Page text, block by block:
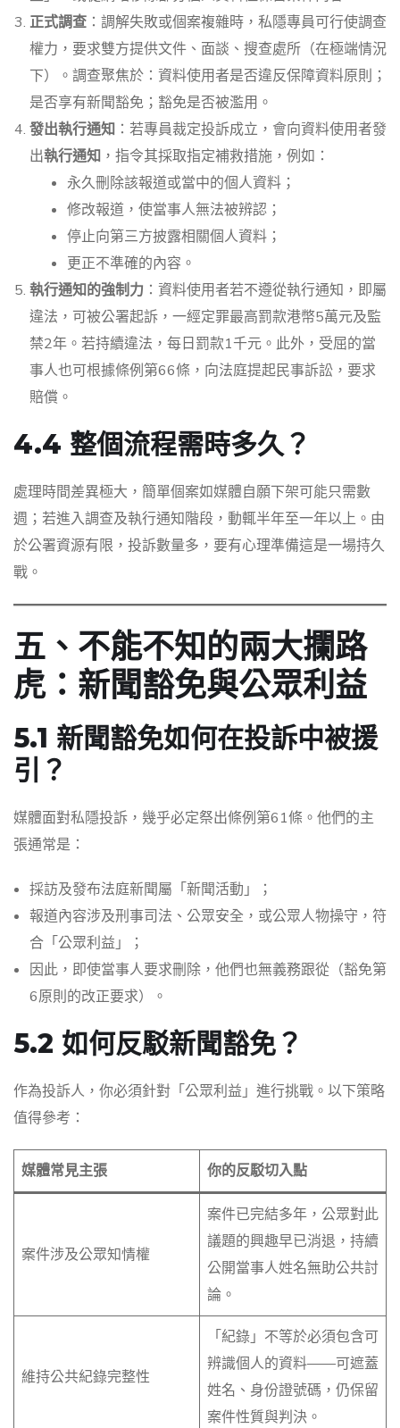
正式調查 ：調解失敗或個案複雜時，私隱專員可行使調查
權力，要求雙方提供文件、面談、搜查處所（在極端情況
下）。調查聚焦於：資料使用者是否違反保障資料原則；
是否享有新聞豁免；豁免是否被濫用。
發出執行通知 ：若專員裁定投訴成立，會向資料使用者發
出執行通知 ，指令其採取指定補救措施，例如：
永久刪除該報道或當中的個人資料；
修改報道，使當事人無法被辨認；
停止向第三方披露相關個人資料；
更正不準確的內容。
執行通知的強制力 ：資料使用者若不遵從執行通知，即屬
違法，可被公署起訴，一經定罪最高罰款港幣5萬元及監
禁2年。若持續違法，每日罰款1千元。此外，受屈的當
事人也可根據條例第66條，向法庭提起民事訴訟，要求
賠償。
4.4 整個流程需時多久？
處理時間差異極大，簡單個案如媒體自願下架可能只需數
週；若進入調查及執行通知階段，動輒半年至一年以上。由
於公署資源有限，投訴數量多，要有心理準備這是一場持久
戰。
五、不能不知的兩大攔路
虎：新聞豁免與公眾利益
5.1 新聞豁免如何在投訴中被援
引？
媒體面對私隱投訴，幾乎必定祭出條例第61條。他們的主
張通常是：
採訪及發布法庭新聞屬「新聞活動」；
報道內容涉及刑事司法、公眾安全，或公眾人物操守，符
合「公眾利益」；
因此，即使當事人要求刪除，他們也無義務跟從（豁免第
6原則的改正要求）。
5.2 如何反駁新聞豁免？
作為投訴人，你必須針對「公眾利益」進行挑戰。以下策略
值得參考：
媒體常見主張 你的反駁切入點
案件涉及公眾知情權
案件已完結多年，公眾對此
議題的興趣早已消退，持續
公開當事人姓名無助公共討
論。
維持公共紀錄完整性
「紀錄」不等於必須包含可
辨識個人的資料——可遮蓋
姓名、身份證號碼，仍保留
案件性質與判決。